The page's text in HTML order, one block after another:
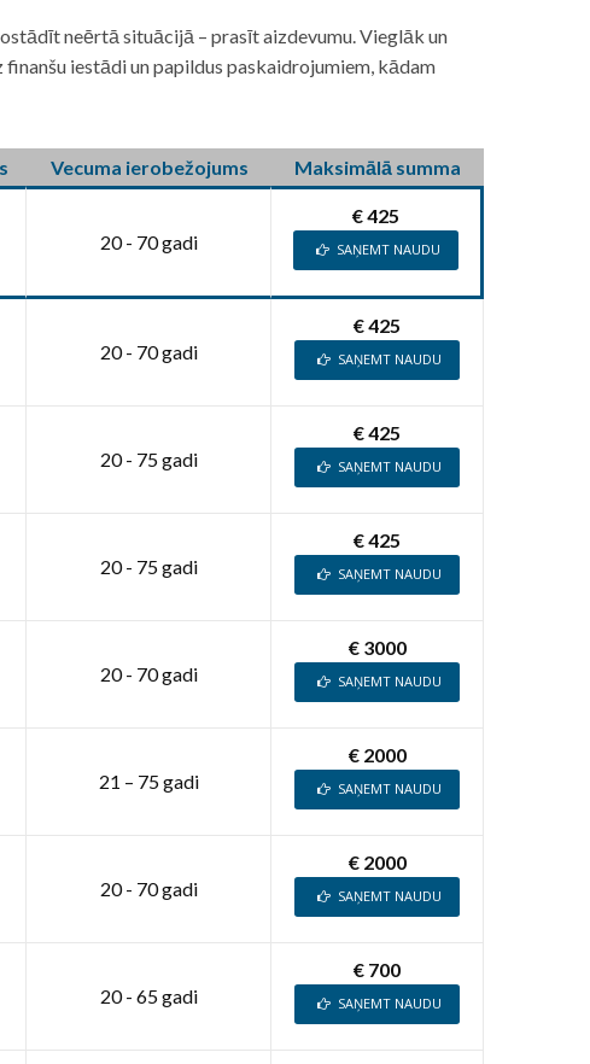
neērtā situācijā – prasīt aizdevumu. Vieglāk un
finanšu iestādi un papildus paskaidrojumiem, kādam
Vecuma ierobežojums Maksimālā summa
20 - 70 gadi
€ 425
SAŅEMT NAUDU
20 - 70 gadi
€ 425
SAŅEMT NAUDU
20 - 75 gadi
€ 425
SAŅEMT NAUDU
20 - 75 gadi
€ 425
SAŅEMT NAUDU
20 - 70 gadi
€ 3000
SAŅEMT NAUDU
21 – 75 gadi
€ 2000
SAŅEMT NAUDU
20 - 70 gadi
€ 2000
SAŅEMT NAUDU
20 - 65 gadi
€ 700
SAŅEMT NAUDU